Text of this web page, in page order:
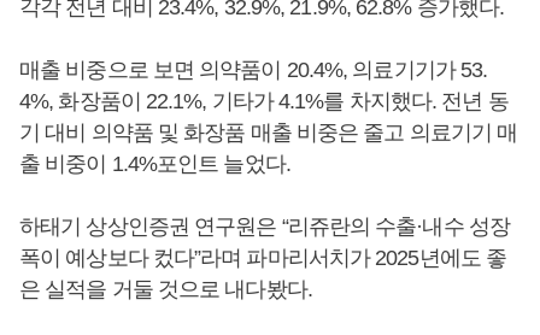
각각 전년 대비 23.4%, 32.9%, 21.9%, 62.8% 증가했다.
매출 비중으로 보면 의약품이 20.4%, 의료기기가 53.
4%, 화장품이 22.1%, 기타가 4.1%를 차지했다. 전년 동
기 대비 의약품 및 화장품 매출 비중은 줄고 의료기기 매
출 비중이 1.4%포인트 늘었다.
하태기 상상인증권 연구원은 “리쥬란의 수출·내수 성장
폭이 예상보다 컸다”라며 파마리서치가 2025년에도 좋
은 실적을 거둘 것으로 내다봤다.